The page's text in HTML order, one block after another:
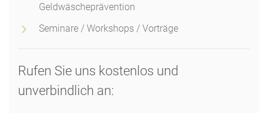
Geldwäscheprävention
Seminare / Workshops / Vorträge
Rufen Sie uns kostenlos und
unverbindlich an: